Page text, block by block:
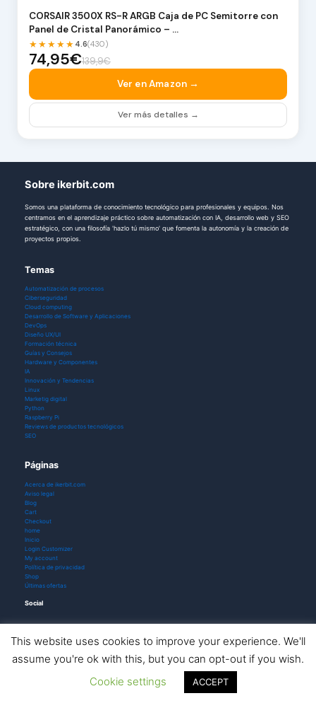
CORSAIR 3500X RS-R ARGB Caja de PC Semitorre con
Panel de Cristal Panorámico – …
★★★★★ 4.6(430)
74,95€139,9€
Ver en Amazon →
Ver más detalles →
Sobre ikerbit.com
Somos una plataforma de conocimiento tecnológico para profesionales y equipos. Nos
centramos en el aprendizaje práctico sobre automatización con IA, desarrollo web y SEO
estratégico, con una filosofía 'hazlo tú mismo' que fomenta la autonomía y la creación de
proyectos propios.
Temas
Automatización de procesos
Ciberseguridad
Cloud computing
Desarrollo de Software y Aplicaciones
DevOps
Diseño UX/UI
Formación técnica
Guías y Consejos
Hardware y Componentes
IA
Innovación y Tendencias
Linux
Marketig digital
Python
Raspberry Pi
Reviews de productos tecnológicos
SEO
Páginas
Acerca de ikerbit.com
Aviso legal
Blog
Cart
Checkout
home
Inicio
Login Customizer
My account
Política de privacidad
Shop
Últimas ofertas
Social
Todos los derechos © 2026 ikerbit |Aviso de afiliación
This website uses cookies to improve your experience. We'll
assume you're ok with this, but you can opt-out if you wish.
Cookie settings
ACCEPT